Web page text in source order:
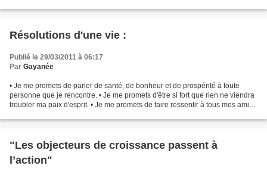
Résolutions d'une vie :
Publié le 29/03/2011 à 06:17
Par Gayanée
• Je me promets de parler de santé, de bonheur et de prospérité à toute
personne que je rencontre. • Je me promets d'être si fort que rien ne viendra
troubler ma paix d'esprit. • Je me promets de faire ressentir à tous mes amis
"Les objecteurs de croissance passent à
l’action"